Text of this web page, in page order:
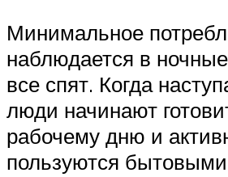
Минимальное
наблюдается в
все спят. Когда
люди начинают
рабочему дню и
пользуются бытовыми